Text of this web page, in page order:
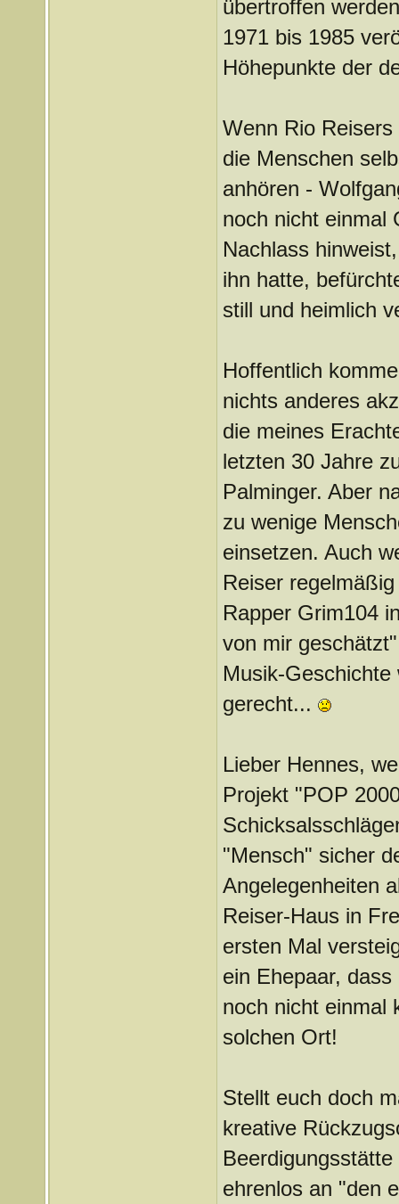
übertroffen
1971 bis 1985
Höhepunkte der
Wenn Rio
die Menschen
anhören -
noch nicht einmal
Nachlass
ihn hatte,
still und heimlich
Hoffentlich
nichts anderes
die meines
letzten 30 Jahre
Palminger. Aber
zu wenige
einsetzen. Auch
Reiser
Rapper Grim104
von mir
Musik-
gerecht...
Lieber Hennes,
Projekt "POP
"Mensch" sicher
Angelegenheiten
Reiser-Haus in
ersten Mal
ein Ehepaar,
noch nicht einmal
solchen Ort!
Stellt euch doch
kreative
ehrenlos an "den